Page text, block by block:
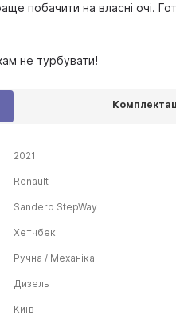
побачити на власні очі.
не турбувати!
2021
Renault
Sandero StepWay
Хетчбек
Ручна / Механіка
Дизель
Київ